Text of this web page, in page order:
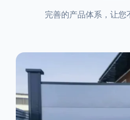
完善的产品体系，让您